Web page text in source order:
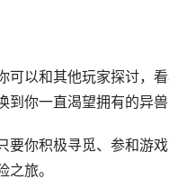
以和其他玩家探讨，
你一直渴望拥有的异
要你积极寻觅、参和游
旅。